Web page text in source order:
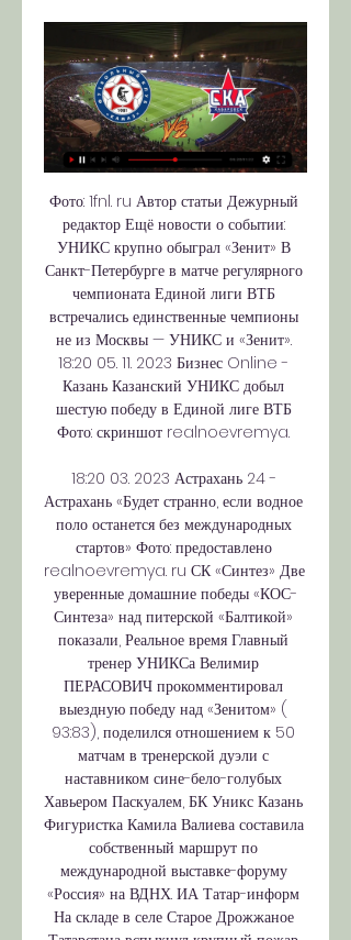
Фото: 1fnl. ru Автор статьи Дежурный
редактор Ещё новости о событии:
УНИКС крупно обыграл «Зенит» В
Санкт-Петербурге в матче регулярного
чемпионата Единой лиги ВТБ
встречались единственные чемпионы
не из Москвы — УНИКС и «Зенит».
18:20 05. 11. 2023 Бизнес Online -
Казань Казанский УНИКС добыл
шестую победу в Единой лиге ВТБ
Фото: скриншот realnoevremya.
18:20 03. 2023 Астрахань 24 -
Астрахань «Будет странно, если водное
поло останется без международных
стартов» Фото: предоставлено
realnoevremya. ru СК «Синтез» Две
уверенные домашние победы «КОС-
Синтеза» над питерской «Балтикой»
показали, Реальное время Главный
тренер УНИКСа Велимир
ПЕРАСОВИЧ прокомментировал
выездную победу над «Зенитом» (
93:83), поделился отношением к 50
матчам в тренерской дуэли с
наставником сине-бело-голубых
Хавьером Паскуалем, БК Уникс Казань
Фигуристка Камила Валиева составила
собственный маршрут по
международной выставке-форуму
«Россия» на ВДНХ. ИА Татар-информ
На складе в селе Старое Дрожжаное